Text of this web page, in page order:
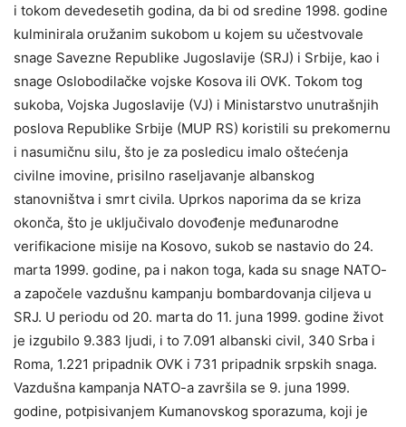
i tokom devedesetih godina, da bi od sredine 1998. godine
kulminirala oružanim sukobom u kojem su učestvovale
snage Savezne Republike Jugoslavije (SRJ) i Srbije, kao i
snage Oslobodilačke vojske Kosova ili OVK. Tokom tog
sukoba, Vojska Jugoslavije (VJ) i Ministarstvo unutrašnjih
poslova Republike Srbije (MUP RS) koristili su prekomernu
i nasumičnu silu, što je za posledicu imalo oštećenja
civilne imovine, prisilno raseljavanje albanskog
stanovništva i smrt civila. Uprkos naporima da se kriza
okonča, što je uključivalo dovođenje međunarodne
verifikacione misije na Kosovo, sukob se nastavio do 24.
marta 1999. godine, pa i nakon toga, kada su snage NATO-
a započele vazdušnu kampanju bombardovanja ciljeva u
SRJ. U periodu od 20. marta do 11. juna 1999. godine život
je izgubilo 9.383 ljudi, i to 7.091 albanski civil, 340 Srba i
Roma, 1.221 pripadnik OVK i 731 pripadnik srpskih snaga.
Vazdušna kampanja NATO-a završila se 9. juna 1999.
godine, potpisivanjem Kumanovskog sporazuma, koji je